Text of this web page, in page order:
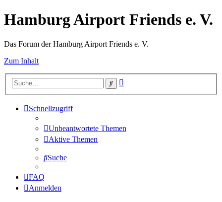
Hamburg Airport Friends e. V.
Das Forum der Hamburg Airport Friends e. V.
Zum Inhalt
Suche
Schnellzugriff
Unbeantwortete Themen
Aktive Themen
Suche
FAQ
Anmelden